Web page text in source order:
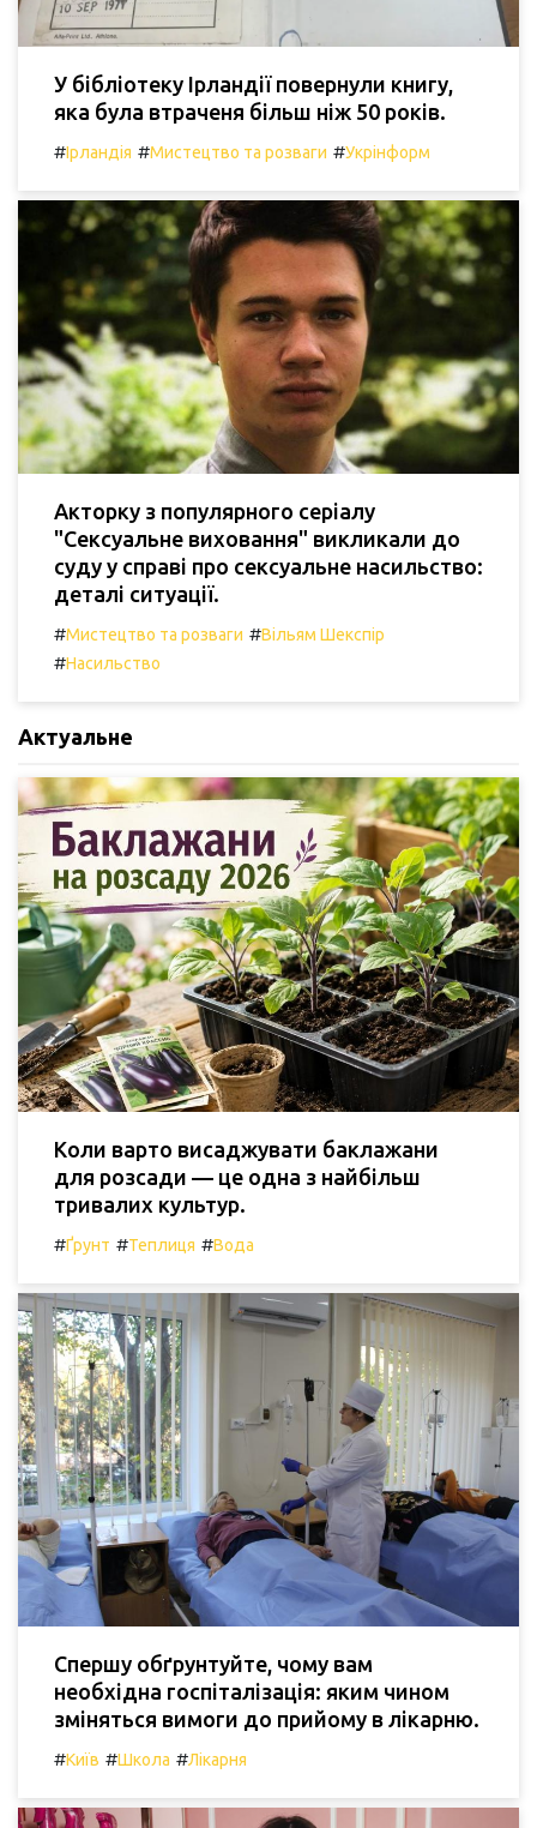
У бібліотеку Ірландії повернули книгу,
яка була втраченя більш ніж 50 років.
#Ірландія #Мистецтво та розваги #Укрінформ
Акторку з популярного серіалу
"Сексуальне виховання" викликали до
суду у справі про сексуальне насильство:
деталі ситуації.
#Мистецтво та розваги #Вільям Шекспір
#Насильство
Актуальне
Коли варто висаджувати баклажани
для розсади — це одна з найбільш
тривалих культур.
#Ґрунт #Теплиця #Вода
Спершу обґрунтуйте, чому вам
необхідна госпіталізація: яким чином
зміняться вимоги до прийому в лікарню.
#Київ #Школа #Лікарня